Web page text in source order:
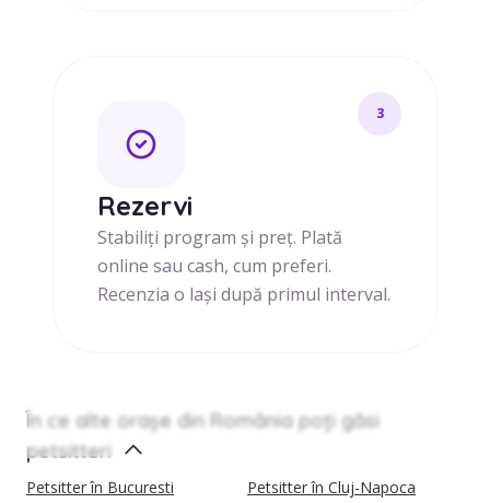
3
Rezervi
Stabiliți program și preț. Plată
online sau cash, cum preferi.
Recenzia o lași după primul interval.
În ce alte orașe din România poți găsi
petsitteri
Petsitter în Bucuresti
Petsitter în Cluj-Napoca